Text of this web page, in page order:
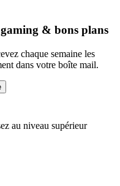
& bons plans
chaque semaine les
dans votre boîte mail.
au niveau supérieur